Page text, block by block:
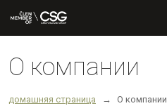
О компании
домашняя страница О компании